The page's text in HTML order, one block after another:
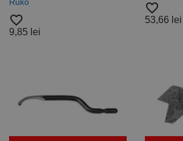
favorite_border
9,85 lei
favorite_border
53,66 lei
De
De
poate fi utilizat corect fără cookie-uri strict
CookieScriptConsent
CookieScript